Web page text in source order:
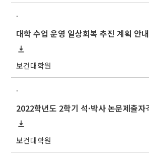
-
대학 수업 운영 일상회복 추진 계획 안내
보건대학원
-
보건대학원